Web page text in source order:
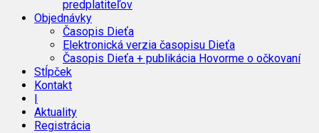
predplatiteľov
Objednávky
Časopis Dieťa
Elektronická verzia časopisu Dieťa
Časopis Dieťa + publikácia Hovorme o očkovaní
Stĺpček
Kontakt
|
Aktuality
Registrácia